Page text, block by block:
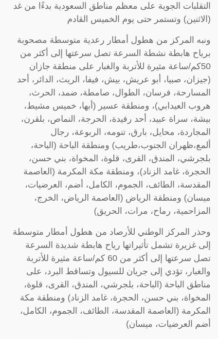
التقلبات الجوية على معظم مناطق السعودية بدءًا من غد
(الاثنين) وتستمر حتى يوم الخميس القادم
ونبه المركز من هطول أمطار رعدية متوسطة مصحوبة
برياح هابطة نشطة السرعة تصل سرعتها إلى أكثر من
50كم/ساعة مثيرة للأتربة والغبار على منطقة جازان
(جيزان، صبيا، أبو عريش، بيش، فيفا، الريث، الدائر، أحد
المسارحة، فرسان، الطوال، صامطة، ضمد، الحرث،
هروب العيدابي)، ومنطقة عسير (أبها، خميس مشيط،
بيشة، سراة عبيد، أحد رفيدة، الحرجة، النماص، بلقرن،
المجاردة، محايل، بارق، تنومه، الربوعة، رجال
ألمع،ظهران الجنوب،طريب) ومنطقة الباحة (الباحة،
بلجرشي، المندق، القرى، قلوة، المخواة، بني حسن،
الحجرة، غامد الزناد)، ومنطقة مكة المكرمة (العاصمة
المقدسة، الطائف، الجموم، الكامل، أضم، العرضيات،
ميسان) ومنطقة الرياض (العاصمة الرياض، الخرج،
المزاحمية، رماح، مرات، الحريق)
وحذر المركز الوطني للأرصاد من هطول أمطار متوسطة
إلى غزيرة تشمل تأثيراتها رياح هابطة شديدة السرعة
تصل سرعتها إلى أكثر من 60 كم/ساعة مثيرة للأتربة
والغبار، تؤدي إلى جريان للسيول وتساقط البرد، على
مناطق الباحة (الباحة، بلجرشي، المندق، القرى، قلوة،
المخواة، بني حسن، الحجرة، غامد الزناد) ومنطقة مكة
المكرمة (العاصمة المقدسة، الطائف، الجموم، الكامل،
أضم العرضيات، ميسان)